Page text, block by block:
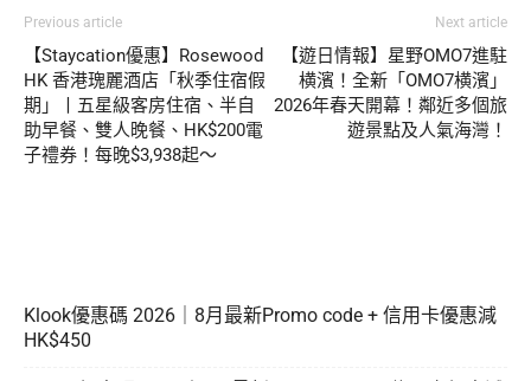
Previous article
【Staycation優惠】Rosewood
HK 香港瑰麗酒店「秋季住宿假
期」丨五星級客房住宿、半自
助早餐、雙人晚餐、HK$200電
子禮券！每晚$3,938起～
Next article
【遊日情報】星野OMO7進駐
横濱！全新「OMO7横濱」
2026年春天開幕！鄰近多個旅
遊景點及人氣海灣！
Klook優惠碼 2026｜8月最新Promo code + 信用卡優惠減
HK$450